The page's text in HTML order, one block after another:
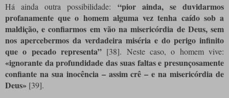
Há ainda outra possibilidade: “pior ainda, se duvidarmos
profanamente que o homem alguma vez tenha caído sob a
maldição, e confiarmos em vão na misericórdia de Deus, sem
nos apercebermos da verdadeira miséria e do perigo infinito
que o pecado representa” [38]. Neste caso, o homem vive:
«ignorante da profundidade das suas faltas e presunçosamente
confiante na sua inocência – assim crê – e na misericórdia de
Deus» [39].